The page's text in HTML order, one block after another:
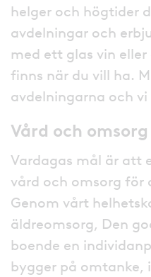
helger och högtider
avdelningar och
med ett glas vin
finns när du vill ha.
avdelningarna och
Vård och omsorg
Vardagas mål är att
vård och omsorg för
Genom vårt
äldreomsorg, Den
boende en
bygger på